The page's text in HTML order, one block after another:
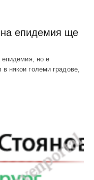
епидемия ще
епидемия, но е
някои големи градове,